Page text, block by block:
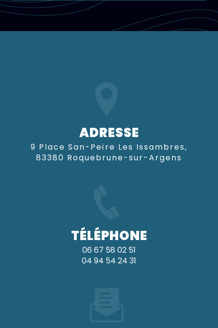
ADRESSE
9 Place San-Peïre Les Issambres,
83380 Roquebrune-sur-Argens
TÉLÉPHONE
06 67 58 02 51
04 94 54 24 31